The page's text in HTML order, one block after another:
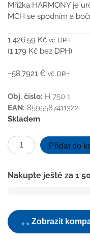
Mřížka HARMONY je
MCH se spodním a
1 426.59 Kč vč. DPH
(1 179 Kč bez DPH)
~58,7921 € vč. DPH
Obj. číslo: H 750 1
EAN: 8595587411322
Skladem
Harmony
mat
750
linear.
žlabu
Přidat do
Nakupte ještě za 1
↔ Zobrazit